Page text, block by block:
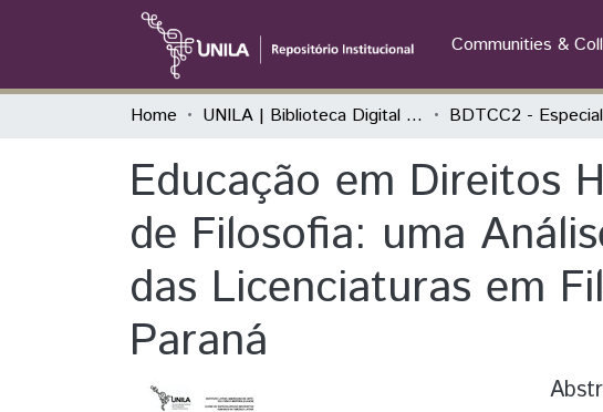
Communities &
Home UNILA | Biblioteca Digital de Trabalhos de Conclusão de Curso BDTCC2 -
Educação em Direitos
de Filosofia: uma
das Licenciaturas em
Paraná